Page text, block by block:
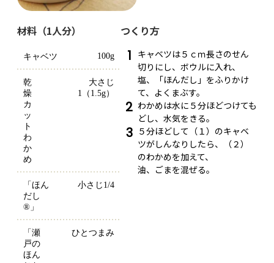
材料（1人分）
キャベツ 100g
乾
燥
カ
ッ
ト
わ
か
め
大さじ
1（1.5g）
「ほん
だし
®」
小さじ1/4
「瀬
戸の
ほん
ひとつまみ
つくり方
1 キャベツは５ｃｍ長さのせん
切りにし、ボウルに入れ、
塩、「ほんだし」をふりかけ
て、よくまぶす。
2 わかめは水に５分ほどつけても
どし、水気をきる。
3 ５分ほどして（１）のキャベ
ツがしんなりしたら、（２）
のわかめを加えて、
油、ごまを混ぜる。